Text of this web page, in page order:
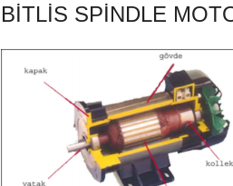
BITLIS SPINDLE